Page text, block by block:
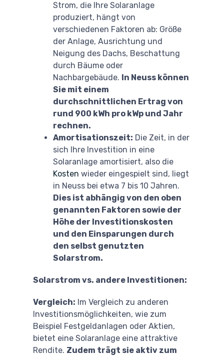
Strom, die Ihre Solaranlage
produziert, hängt von
verschiedenen Faktoren ab: Größe
der Anlage, Ausrichtung und
Neigung des Dachs, Beschattung
durch Bäume oder
Nachbargebäude. In Neuss können
Sie mit einem
durchschnittlichen Ertrag von
rund 900 kWh pro kWp und Jahr
rechnen.
Amortisationszeit: Die Zeit, in der
sich Ihre Investition in eine
Solaranlage amortisiert, also die
Kosten wieder eingespielt sind, liegt
in Neuss bei etwa 7 bis 10 Jahren.
Dies ist abhängig von den oben
genannten Faktoren sowie der
Höhe der Investitionskosten
und den Einsparungen durch
den selbst genutzten
Solarstrom.
Solarstrom vs. andere Investitionen:
Vergleich: Im Vergleich zu anderen
Investitionsmöglichkeiten, wie zum
Beispiel Festgeldanlagen oder Aktien,
bietet eine Solaranlage eine attraktive
Rendite. Zudem trägt sie aktiv zum